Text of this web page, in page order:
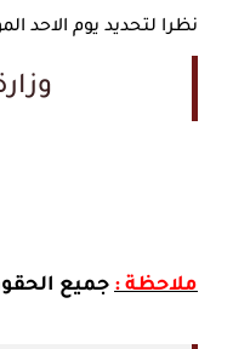
نظرا لتحديد يوم الاحد الموافق ٢٠٢٥/٦/١٥ عطلة رسمية بمناسبة عيد
ملاحظة : جميع